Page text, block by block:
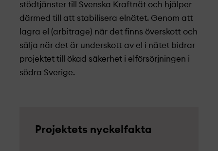
stödtjänster till Svenska Kraftnät och hjälper
därmed till att stabilisera elnätet. Genom att
lagra el (arbitrage) när det finns överskott och
sälja när det är underskott av el i nätet bidrar
projekt­et till ökad säkerhet i elförsörjningen i
södra Sverige.
Projekt­ets nyckelfakta